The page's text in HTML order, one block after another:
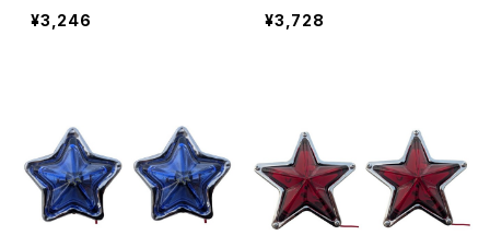
電飾装飾直径約144mm奥
行約45ｍｍスターマーカ
¥3,246
飾装飾直径約92mm奥行約
35ｍｍスターマーカー12
¥3,728